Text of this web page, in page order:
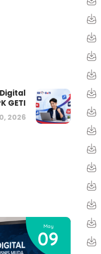
GETI
2026
May
09